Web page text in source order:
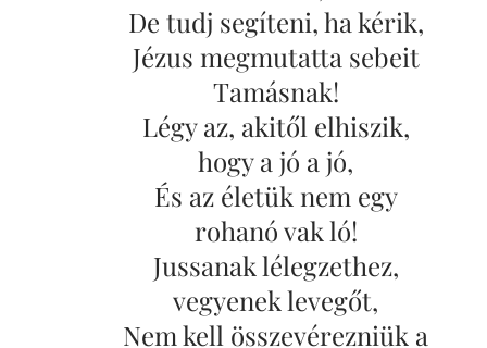
De tudj segíteni, ha kérik,
Jézus megmutatta sebeit
Tamásnak!
Légy az, akitől elhiszik,
hogy a jó a jó,
És az életük nem egy
rohanó vak ló!
Jussanak lélegzethez,
vegyenek levegőt,
Nem kell összevérezniük a